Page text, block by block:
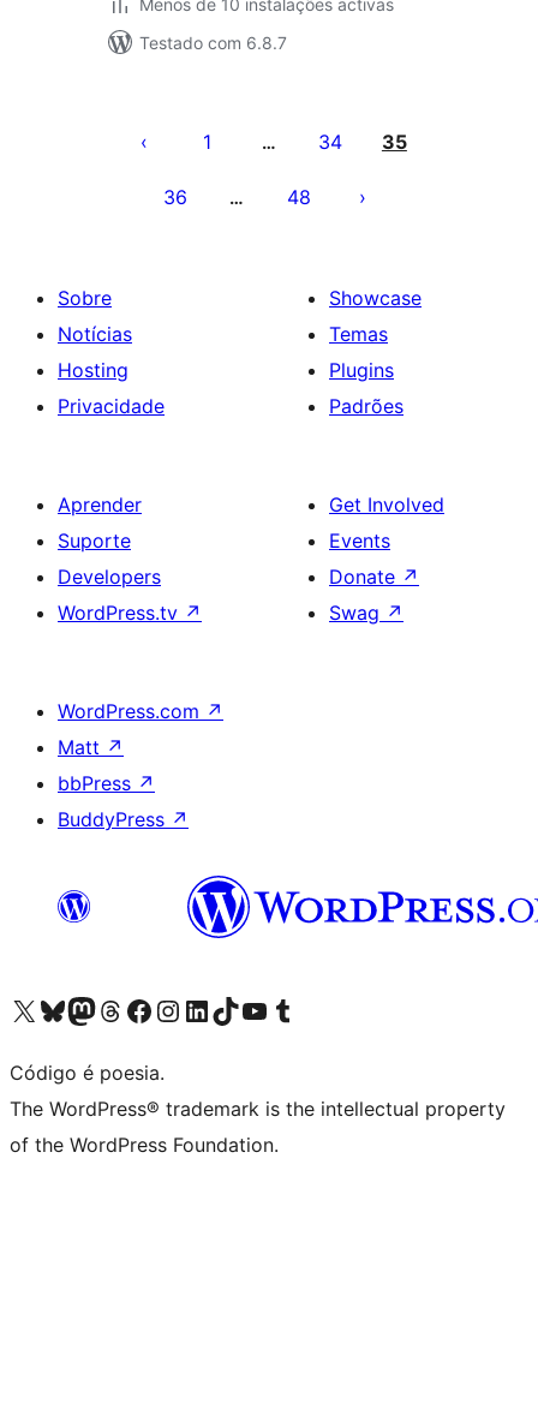
Menos de 10 instalações activas
Testado com 6.8.7
dos
1 … 34 35
36 … 48
Sobre
Notícias
Hosting
Privacidade
Showcase
Temas
Plugins
Padrões
Aprender
Suporte
Developers
WordPress.tv ↗
Get Involved
Events
Donate ↗
Swag ↗
WordPress.com ↗
Matt ↗
bbPress ↗
BuddyPress ↗
Visite a nossa conta X (antigo Twitter)
Visit our Bluesky account
Visit our Mastodon account
Visit our Threads account
Visite a nossa página do Facebook
Visite a nossa conta no Instagram
Visite a nossa conta no LinkedIn
Visit our TikTok account
Visit our YouTube channel
Visit our Tumblr account
Código é poesia.
The WordPress® trademark is the intellectual property
of the WordPress Foundation.